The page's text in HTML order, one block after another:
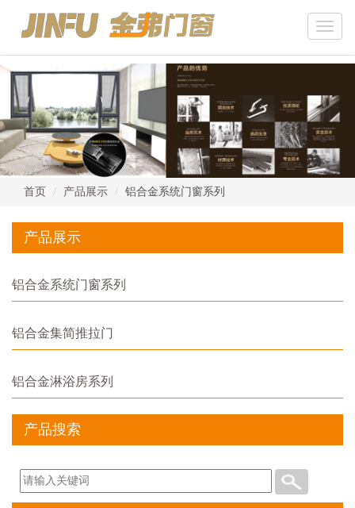
Toggle
首页 产品展示 铝合金系统门窗系列
产品展示
铝合金系统门窗系列
铝合金集简推拉门
铝合金淋浴房系列
产品搜索